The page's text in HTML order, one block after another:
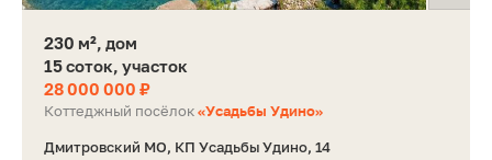
230 м², дом
15 соток, участок
28 000 000 ₽
Коттеджный посёлок«Усадьбы Удино»
Дмитровский МО, КП Усадьбы Удино, 14